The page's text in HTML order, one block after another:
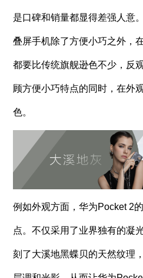
是口碑和销量都显得差强人意
叠屏手机除了方便小巧之外，
都要比传统旗舰逊色不少，反
顾方便小巧特点的同时，在外
色。
例如外观方面，华为Pocket 2
点。不仅采用了业界独有的凝
刻了大溪地黑蝶贝的天然纹理